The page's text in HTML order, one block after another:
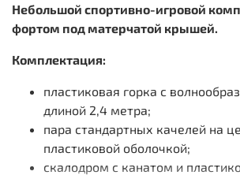
Небольшой спортивно-игровой
фортом под матерчатой крышей.
Комплектация:
пластиковая горка с
длиной 2,4 метра;
пара стандартных качелей на
пластиковой оболочкой;
скалодром с канатом и